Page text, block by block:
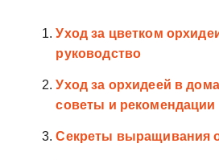
Уход за цветком
руководство
Уход за орхидеей в
советы и рекомендации
Секреты выращивания